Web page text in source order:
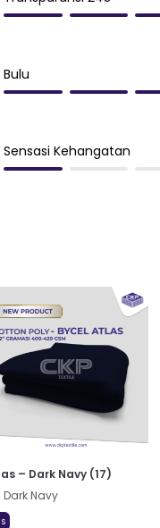
Bulu
Sensasi Kehangatan
– Dark Navy (17)
Dark Navy